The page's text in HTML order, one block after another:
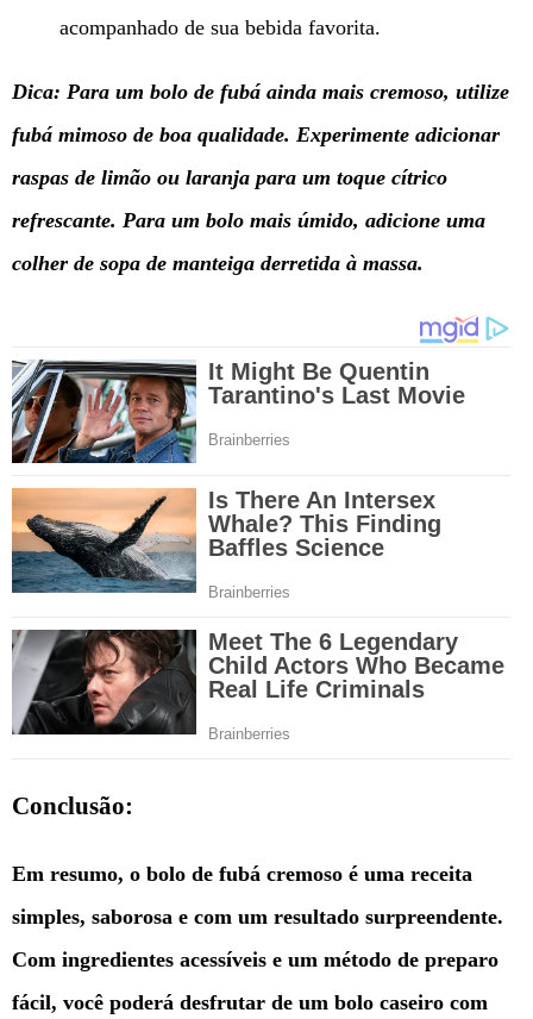
acompanhado de sua bebida favorita.
Dica: Para um bolo de fubá ainda mais cremoso, utilize
fubá mimoso de boa qualidade. Experimente adicionar
raspas de limão ou laranja para um toque cítrico
refrescante. Para um bolo mais úmido, adicione uma
colher de sopa de manteiga derretida à massa.
Conclusão:
Em resumo, o bolo de fubá cremoso é uma receita
simples, saborosa e com um resultado surpreendente.
Com ingredientes acessíveis e um método de preparo
fácil, você poderá desfrutar de um bolo caseiro com